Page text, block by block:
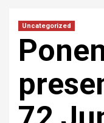
Uncategorized